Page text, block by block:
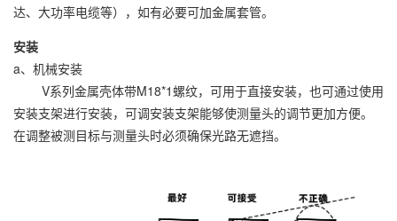
达、大功率电缆等），如有必要可加金属套管。
安装
a、机械安装
V系列金属壳体带M18*1螺纹，可用于直接安装，也可通过使用
安装支架进行安装，可调安装支架能够使测量头的调节更加方便。
在调整被测目标与测量头时必须确保光路无遮挡。